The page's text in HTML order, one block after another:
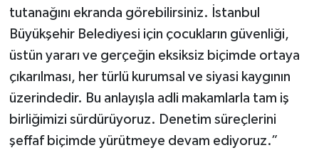
tutanağını ekranda görebilirsiniz. İstanbul
Büyükşehir Belediyesi için çocukların güvenliği,
üstün yararı ve gerçeğin eksiksiz biçimde ortaya
çıkarılması, her türlü kurumsal ve siyasi kaygının
üzerindedir. Bu anlayışla adli makamlarla tam iş
birliğimizi sürdürüyoruz. Denetim süreçlerini
şeffaf biçimde yürütmeye devam ediyoruz.”